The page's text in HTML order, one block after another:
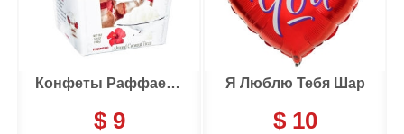
Конфеты Раффаелло
$ 9
Я Люблю Тебя Шар
$ 10